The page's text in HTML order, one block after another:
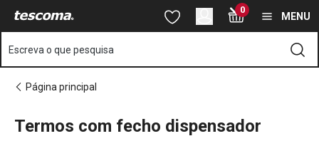
Está na página Termos com fecho dispensador FAMILY COLORI
Saltar para o conteúdo principal
Saltar para a pesquisa
Saltar para a navegação 0
MENU
Escreva o que pesquisa
Página principal
Termos com fecho dispensador